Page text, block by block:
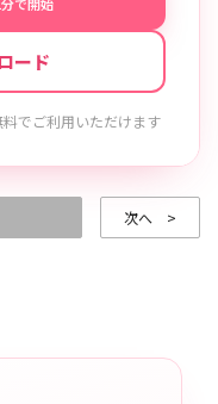
ード
でご利用いただけます
次へ >